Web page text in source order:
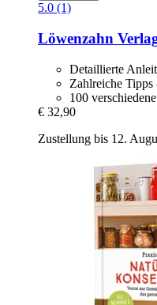
5.0 (1)
Löwenzahn
Detaillierte
Zahlreiche
100
€ 32,90
Zustellung bis 12.